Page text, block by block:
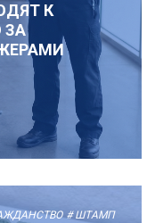
К
ЗА
# ШТАМП